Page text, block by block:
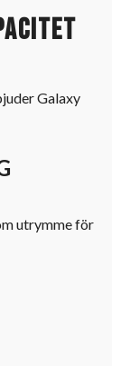
Galaxy
utrymme för